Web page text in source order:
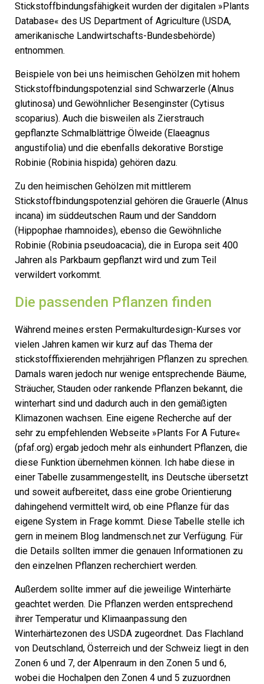
Stickstoffbindungsfähigkeit wurden der digitalen »Plants
Database« des US Department of Agriculture (USDA,
amerikanische Landwirtschafts-Bundesbehörde)
entnommen.
Beispiele von bei uns heimischen Gehölzen mit hohem
Stickstoffbindungspotenzial sind Schwarzerle (Alnus
glutinosa) und Gewöhnlicher Besenginster (Cytisus
scoparius). Auch die bisweilen als Zierstrauch
gepflanzte Schmalblättrige Ölweide (Elaeagnus
angustifolia) und die ebenfalls dekorative Borstige
Robinie (Robinia hispida) gehören dazu.
Zu den heimischen Gehölzen mit mittlerem
Stickstoffbindungspotenzial gehören die Grauerle (Alnus
incana) im süddeutschen Raum und der Sanddorn
(Hippophae rhamnoides), ebenso die Gewöhnliche
Robinie (Robinia pseudoacacia), die in Europa seit 400
Jahren als Parkbaum gepflanzt wird und zum Teil
verwildert vorkommt.
Die passenden Pflanzen finden
Während meines ersten Permakulturdesign-Kurses vor
vielen Jahren kamen wir kurz auf das Thema der
stickstofffixierenden mehrjährigen Pflanzen zu sprechen.
Damals waren jedoch nur wenige entsprechende Bäume,
Sträucher, Stauden oder rankende Pflanzen bekannt, die
winterhart sind und dadurch auch in den gemäßigten
Klimazonen wachsen. Eine eigene Recherche auf der
sehr zu empfehlenden Webseite »Plants For A Future«
(pfaf.org) ergab jedoch mehr als einhundert Pflanzen, die
diese Funktion übernehmen können. Ich habe diese in
einer Tabelle zusammengestellt, ins Deutsche übersetzt
und soweit aufbereitet, dass eine grobe Orientierung
dahingehend vermittelt wird, ob eine Pflanze für das
eigene System in Frage kommt. Diese Tabelle stelle ich
gern in meinem Blog landmensch.net zur Verfügung. Für
die Details sollten immer die genauen Informationen zu
den einzelnen Pflanzen recherchiert werden.
Außerdem sollte immer auf die jeweilige Winterhärte
geachtet werden. Die Pflanzen werden entsprechend
ihrer Temperatur und Klimaanpassung den
Winterhärtezonen des USDA zugeordnet. Das Flachland
von Deutschland, Österreich und der Schweiz liegt in den
Zonen 6 und 7, der Alpenraum in den Zonen 5 und 6,
wobei die Hochalpen den Zonen 4 und 5 zuzuordnen